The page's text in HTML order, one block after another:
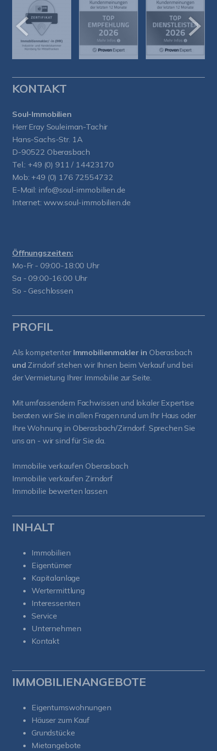
KONTAKT
Soul-Immobilien
Herr Eray Souleiman-Tachir
Hans-Sachs-Str. 1A
D-90522 Oberasbach
Tel.: +49 (0) 911 / 14423170
Mob: +49 (0) 176 72554732
E-Mail: info@soul-immobilien.de
Internet: www.soul-immobilien.de
Öffnungszeiten:
Mo-Fr - 09:00-18:00 Uhr
Sa - 09:00-16:00 Uhr
So - Geschlossen
PROFIL
Als kompetenter Immobilienmakler in Oberasbach
und Zirndorf stehen wir Ihnen beim Verkauf und bei
der Vermietung Ihrer Immobilie zur Seite.
Mit umfassendem Fachwissen und lokaler Expertise
beraten wir Sie in allen Fragen rund um Ihr Haus oder
Ihre Wohnung in Oberasbach/Zirndorf. Sprechen Sie
uns an - wir sind für Sie da.
Immobilie verkaufen Oberasbach
Immobilie verkaufen Zirndorf
Immobilie bewerten lassen
INHALT
Immobilien
Eigentümer
Kapitalanlage
Wertermittlung
Interessenten
Service
Unternehmen
Kontakt
IMMOBILIENANGEBOTE
Eigentumswohnungen
Häuser zum Kauf
Grundstücke
Mietangebote